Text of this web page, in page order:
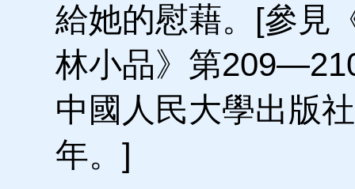
給她的慰藉。[參見
林小品》第
中國人民大學出版
年。]